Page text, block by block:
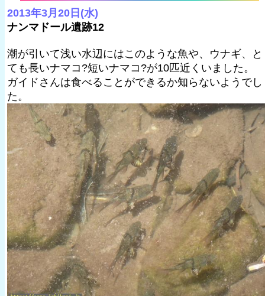
2013年3月20日(水)
ナンマドール遺跡12
潮が引いて浅い水辺にはこのような魚や、ウナギ、と
ても長いナマコ?短いナマコ?が10匹近くいました。
ガイドさんは食べることができるか知らないようでし
た。